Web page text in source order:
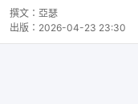
撰文： 亞瑟
出版： 2026-04-23 23:30